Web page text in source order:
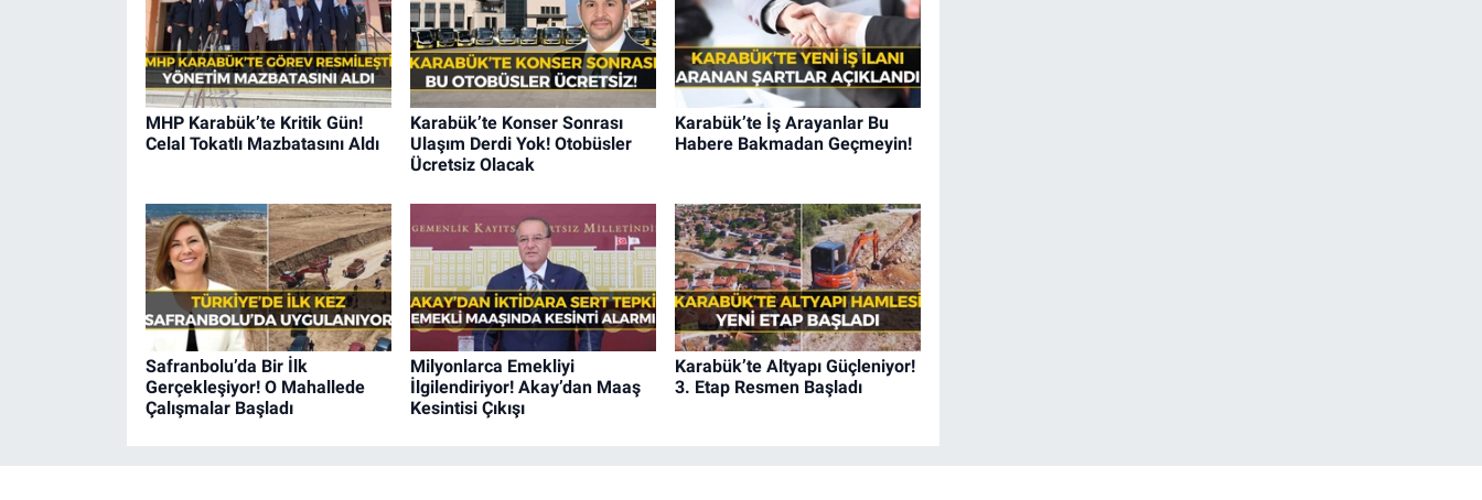
MHP Karabük’te Kritik Gün!
Celal Tokatlı Mazbatasını Aldı
Karabük’te Konser Sonrası
Ulaşım Derdi Yok! Otobüsler
Ücretsiz Olacak
Karabük’te İş Arayanlar Bu
Habere Bakmadan Geçmeyin!
Safranbolu’da Bir İlk
Gerçekleşiyor! O Mahallede
Çalışmalar Başladı
Milyonlarca Emekliyi
İlgilendiriyor! Akay’dan Maaş
Kesintisi Çıkışı
Karabük’te Altyapı Güçleniyor!
3. Etap Resmen Başladı